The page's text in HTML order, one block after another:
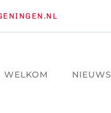
WELKOM NIEUWS